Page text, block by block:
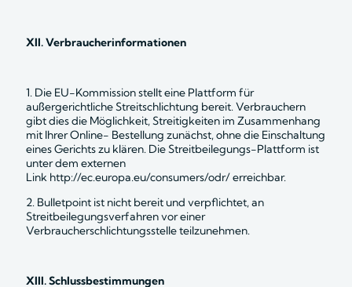
XII. Verbraucherinformationen
1. Die EU-Kommission stellt eine Plattform für
außergerichtliche Streitschlichtung bereit. Verbrauchern
gibt dies die Möglichkeit, Streitigkeiten im Zusammenhang
mit Ihrer Online- Bestellung zunächst, ohne die Einschaltung
eines Gerichts zu klären. Die Streitbeilegungs-Plattform ist
unter dem externen
Link http://ec.europa.eu/consumers/odr/ erreichbar.
2. Bulletpoint ist nicht bereit und verpflichtet, an
Streitbeilegungsverfahren vor einer
Verbraucherschlichtungsstelle teilzunehmen.
XIII. Schlussbestimmungen